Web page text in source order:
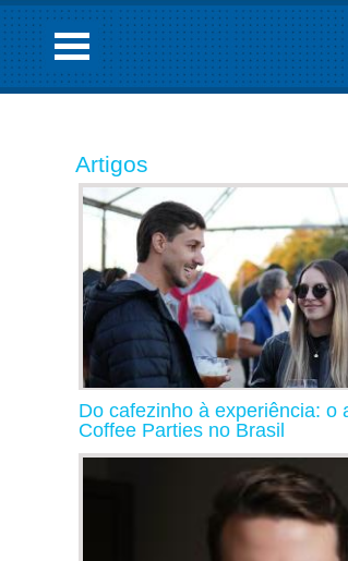
Artigos
Do cafezinho à experiência: o
Coffee Parties no Brasil